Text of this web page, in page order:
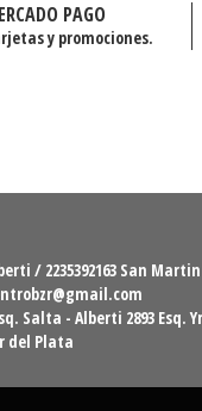
PAGO
y promociones.
/ 2235392163 San Martin
Salta - Alberti 2893 Esq.
del Plata